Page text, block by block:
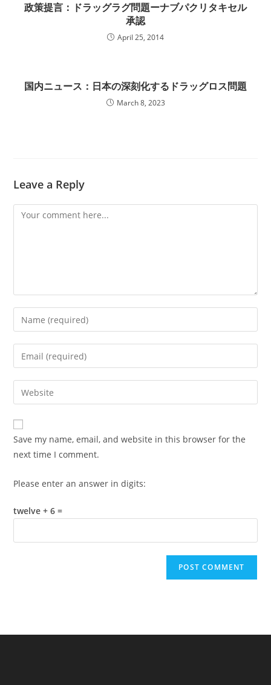
政策提言：ドラッグラグ問題ーナブパクリタキセル
承認
April 25, 2014
国内ニュース：日本の深刻化するドラッグロス問題
March 8, 2023
Leave a Reply
Comment
Enter
your
name
comment
Enter
your
email
address
comment
Enter
your
website
URL
(optional)
Save my name, email, and website in this browser for the
next time I comment.
Please enter an answer in digits:
twelve + 6 =